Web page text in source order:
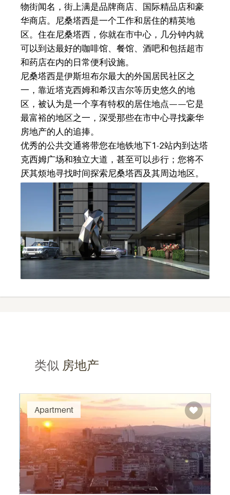
物街闻名，街上满是品牌商店、国际精品店和豪
华商店。尼桑塔西是一个工作和居住的精英地
区。住在尼桑塔西，你就在市中心，几分钟内就
可以到达最好的咖啡馆、餐馆、酒吧和包括超市
和药店在内的日常便利设施。
尼桑塔西是伊斯坦布尔最大的外国居民社区之
一，靠近塔克西姆和希汉吉尔等历史悠久的地
区，被认为是一个享有特权的居住地点——它是
最富裕的地区之一，深受那些在市中心寻找豪华
房地产的人的追捧。
优秀的公共交通将带您在地铁地下1-2站内到达塔
克西姆广场和独立大道，甚至可以步行；您将不
厌其烦地寻找时间探索尼桑塔西及其周边地区。
类似 房地产
Apartment